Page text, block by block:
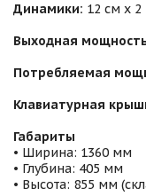
Динамики: 12 см х 2
Выходная
Потребляемая
Клавиатурная
Габариты
• Ширина: 1360 мм
• Глубина: 405 мм
• Высота: 855 мм